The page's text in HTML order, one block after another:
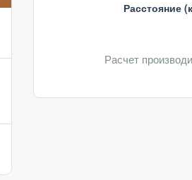
Расстояние
Расчет